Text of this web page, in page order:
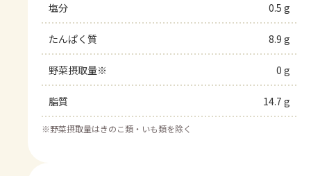
塩分 0.5 g
たんぱく質 8.9 g
野菜摂取量※ 0 g
脂質 14.7 g
※野菜摂取量はきのこ類・いも類を除く